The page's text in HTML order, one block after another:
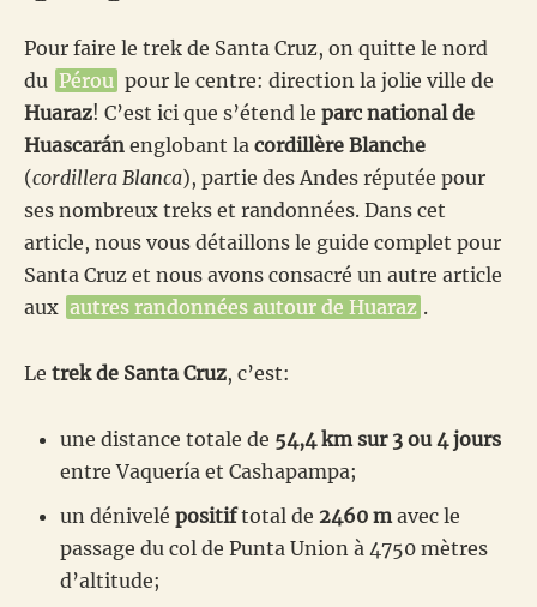
Pour faire le trek de Santa Cruz, on quitte le nord
du Pérou pour le centre: direction la jolie ville de
Huaraz! C’est ici que s’étend le parc national de
Huascarán englobant la cordillère Blanche
(cordillera Blanca), partie des Andes réputée pour
ses nombreux treks et randonnées. Dans cet
article, nous vous détaillons le guide complet pour
Santa Cruz et nous avons consacré un autre article
aux autres randonnées autour de Huaraz .
Le trek de Santa Cruz, c’est:
une distance totale de 54,4 km sur 3 ou 4 jours
entre Vaquería et Cashapampa;
un dénivelé positiftotal de 2460 mavec le
passage du col de Punta Union à 4750 mètres
d’altitude;